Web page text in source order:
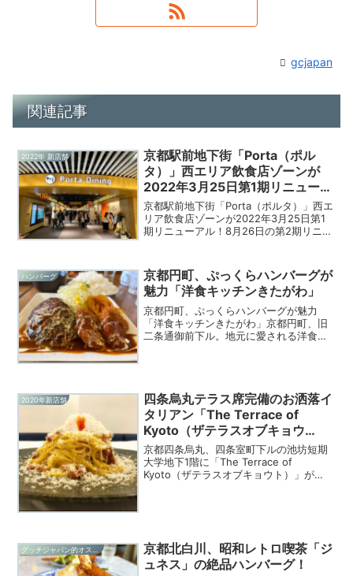
gcjapan
関連記事
2022年 新店舗
京都駅前地下街「Porta（ポル
タ）」西エリア飲食店ゾーンが
2022年3月25日第1期リニューア
ル！
京都駅前地下街「Porta（ポルタ）」西エ
リア飲食店ゾーンが2022年3月25日第1
期リニューアル！8月26日の第2期リニュ
を取り込んだ店舗構成。ラーメン、焼き
鳥...
ハンバーグ
京都円町、ぷっくらハンバーグが
魅力「洋食キッチンきたがわ」
京都円町、ぷっくらハンバーグが魅力
「洋食キッチンきたがわ」京都円町、旧
二条通御前下ル。地元に愛される洋食店
2020年新店舗
四条烏丸テラス席完備のお洒落イ
タリアン「The Terrace of
Kyoto（ザテラスオブキョウ
ト）」
京都四条烏丸、四条室町下ルの池坊短期
大学地下1階に「The Terrace of
Kyoto（ザテラスオブキョウト）」が
京都北白川、昭和レトロ喫茶「ジ
ュネス」の絶品ハンバーグ！